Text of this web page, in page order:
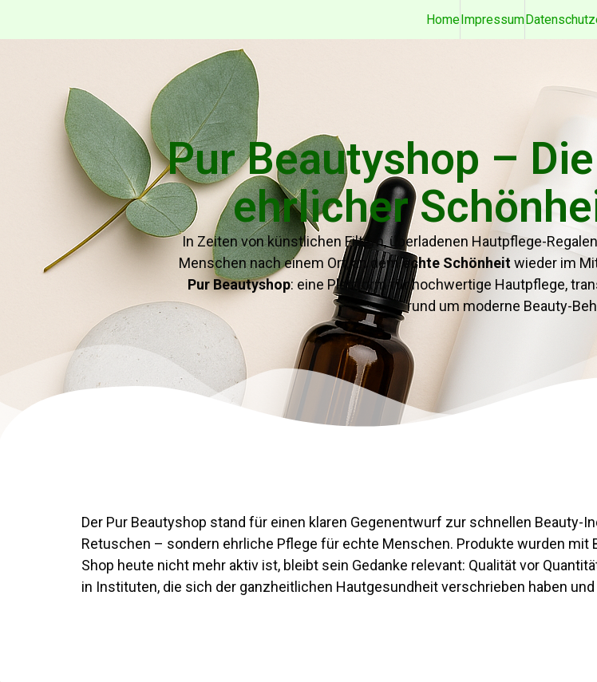
HomeImpressum
Pur Beautyshop –
ehrlicher
In Zeiten von künstlichen Filtern, überladenen Hautpflege-
Menschen nach einem Ort, an demechte Schönheitwieder im
Pur Beautyshop: eine Plattform für hochwertige Hautpflege,
rund um moderne Beauty-
Der Pur Beautyshop stand für einen klaren Gegenentwurf zur schnellen
Retuschen – sondern ehrliche Pflege für echte Menschen. Produkte wurden
Shop heute nicht mehr aktiv ist, bleibt sein Gedanke relevant: Qualität vor
in Instituten, die sich der ganzheitlichen Hautgesundheit verschrieben haben